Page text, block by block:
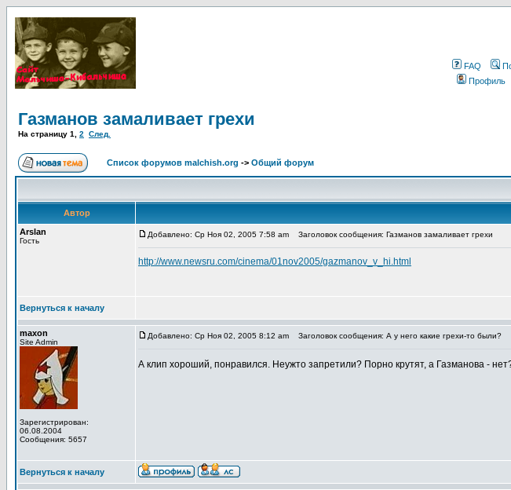
FAQ
Профиль
Газманов замаливает грехи
На страницу 1 2 След.
Список форумов malchish.org -> Общий форум
Автор
Arslan
Гость
Добавлено: Ср Ноя 02, 2005 7:58 am Заголовок сообщения: Газманов замаливает грехи
http://www.newsru.com/cinema/01nov2005/gazmanov_v_hi.html
Вернуться к началу
maxon
Site Admin
Зарегистрирован:
06.08.2004
Сообщения: 5657
Добавлено: Ср Ноя 02, 2005 8:12 am Заголовок сообщения: А у него какие грехи-то были?
А клип хороший, понравился. Неужто запретили? Порно крутят, а Газманова -
Вернуться к началу